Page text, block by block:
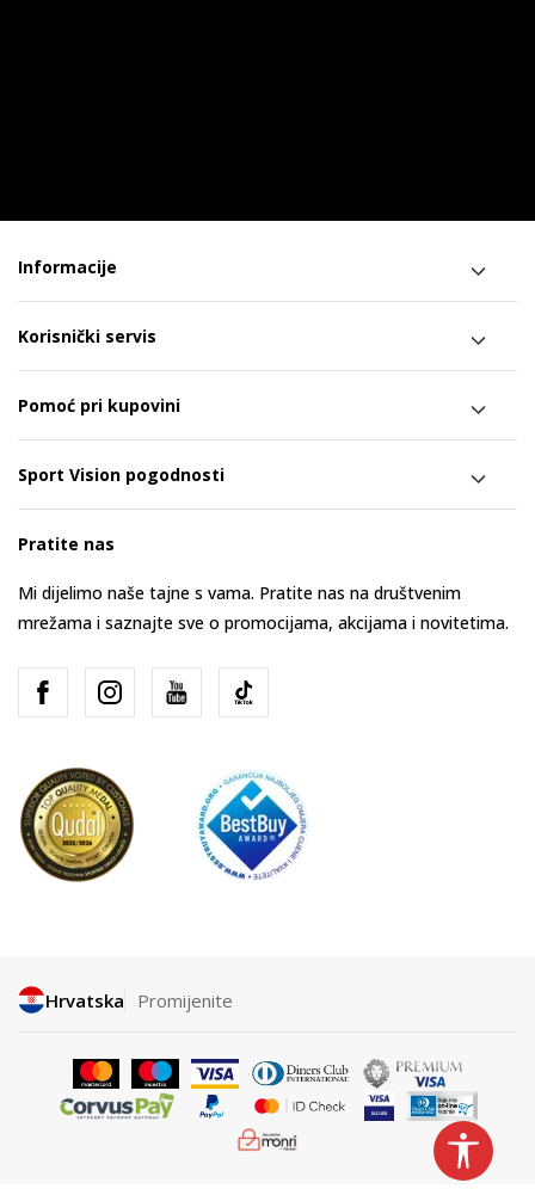
Informacije
Korisnički servis
Pomoć pri kupovini
Sport Vision pogodnosti
Pratite nas
Mi dijelimo naše tajne s vama. Pratite nas na društvenim
mrežama i saznajte sve o promocijama, akcijama i novitetima.
Hrvatska Promijenite